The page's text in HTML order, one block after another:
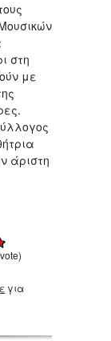
στη
με
άριστη
vote)
για